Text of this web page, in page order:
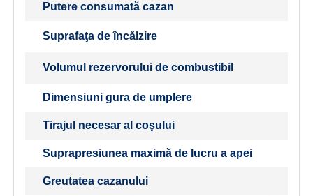
Putere consumată cazan
Suprafaţa de încălzire
Volumul rezervorului de combustibil
Dimensiuni gura de umplere
Tirajul necesar al coşului
Suprapresiunea maximă de lucru a apei
Greutatea cazanului